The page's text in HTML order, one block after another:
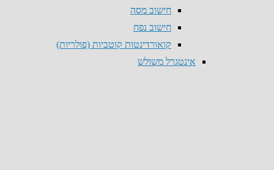
חישוב מסה
חישוב נפח
קואורדינטות קוטביות (פולריות)
אינטגרל משולש